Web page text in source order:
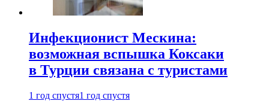
Инфекционист Мескина:
возможная вспышка Коксаки
в Турции связана с туристами
1 год спустя1 год спустя